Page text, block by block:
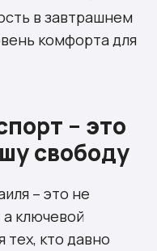
в завтрашнем
комфорта для
– это
свободу
– это не
ключевой
тех, кто давно